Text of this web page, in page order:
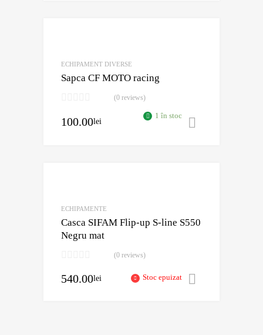
ECHIPAMENT DIVERSE
Sapca CF MOTO racing
(0 reviews)
100.00lei
1 în stoc
ECHIPAMENTE
Casca SIFAM Flip-up S-line S550
Negru mat
(0 reviews)
540.00lei Stoc epuizat